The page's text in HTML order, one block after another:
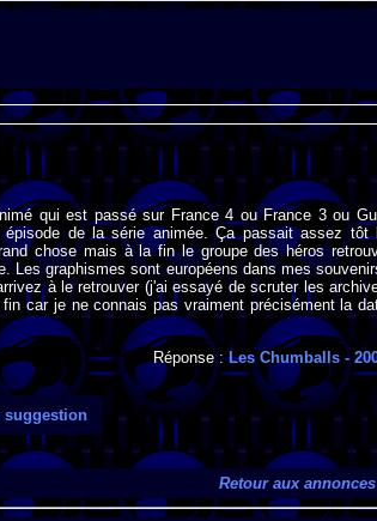
qui est passé sur France 4 ou France 3 ou
de la série animée. Ça passait assez tôt
chose mais à la fin le groupe des héros
Les graphismes sont européens dans mes
à le retrouver (j'ai essayé de scruter les
car je ne connais pas vraiment précisément la
Réponse :Les Chumballs -
Retour aux annonces